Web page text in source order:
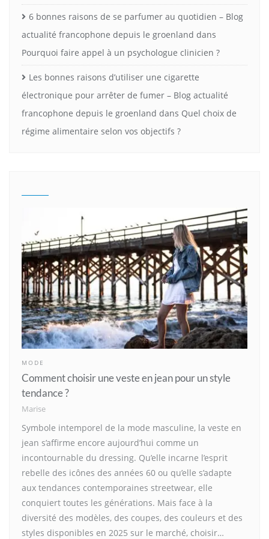
6 bonnes raisons de se parfumer au quotidien – Blog
actualité francophone depuis le groenland dans
Pourquoi faire appel à un psychologue clinicien ?
Les bonnes raisons d’utiliser une cigarette
électronique pour arrêter de fumer – Blog actualité
francophone depuis le groenland dans Quel choix de
régime alimentaire selon vos objectifs ?
MODE
Comment choisir une veste en jean pour un style
tendance ?
Marise
Symbole intemporel de la mode masculine, la veste en
jean s’affirme encore aujourd’hui comme un
incontournable du dressing. Qu’elle incarne l’esprit
rebelle des icônes des années 60 ou qu’elle s’adapte
aux tendances contemporaines streetwear, elle
conquiert toutes les générations. Mais face à la
diversité des modèles, des coupes, des couleurs et des
styles disponibles en 2025 sur le marché, choisir…